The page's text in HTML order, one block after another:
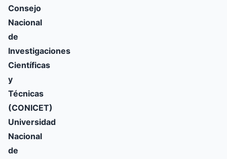
Consejo
Nacional
de
Investigaciones
Científicas
y
Técnicas
(CONICET)
Universidad
Nacional
de